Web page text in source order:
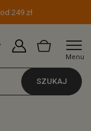
249 zł
Menu
SZUKAJ